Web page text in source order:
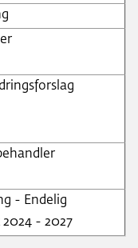
- Endelig
- 2027